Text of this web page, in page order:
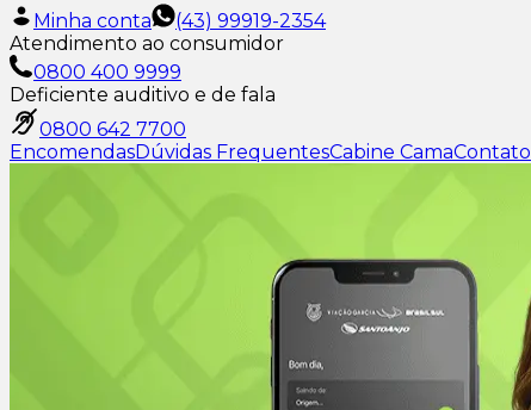
Minha conta
(43) 99919-2354
Atendimento ao consumidor
0800 400 9999
Deficiente auditivo e de fala
0800 642 7700
EncomendasDúvidas FrequentesCabine CamaContato